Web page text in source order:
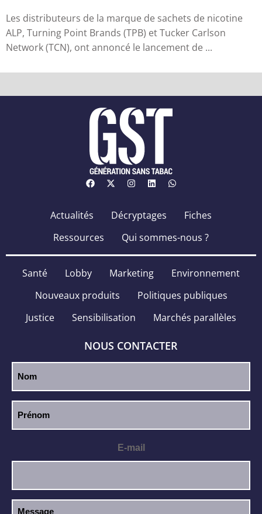
Les distributeurs de la marque de sachets de nicotine
ALP, Turning Point Brands (TPB) et Tucker Carlson
Network (TCN), ont annoncé le lancement de ...
Actualités Décryptages
Fiches
Ressources
Qui sommes-nous ?
Santé Lobby Marketing
Environnement
Nouveaux produits
Politiques publiques
Justice
Sensibilisation Marchés parallèles
NOUS CONTACTER
E-mail